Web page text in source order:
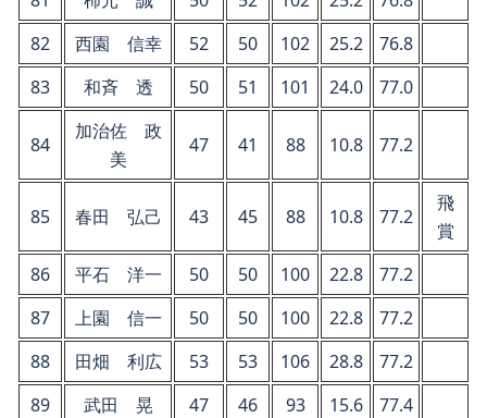
82
西園 信幸 52 50 102 25.2
76.8
83
和斉 透 50 51 101 24.0 77.0
84
加治佐 政
美
47 41 88 10.8 77.2
85 春田 弘己 43 45 88 10.8 77.2
飛
賞
86
平石 洋一 50 50 100 22.8
77.2
87
上園 信一 50 50 100 22.8
77.2
88
田畑 利広 53 53 106 28.8
77.2
89
武田 晃 47 46 93 15.6 77.4